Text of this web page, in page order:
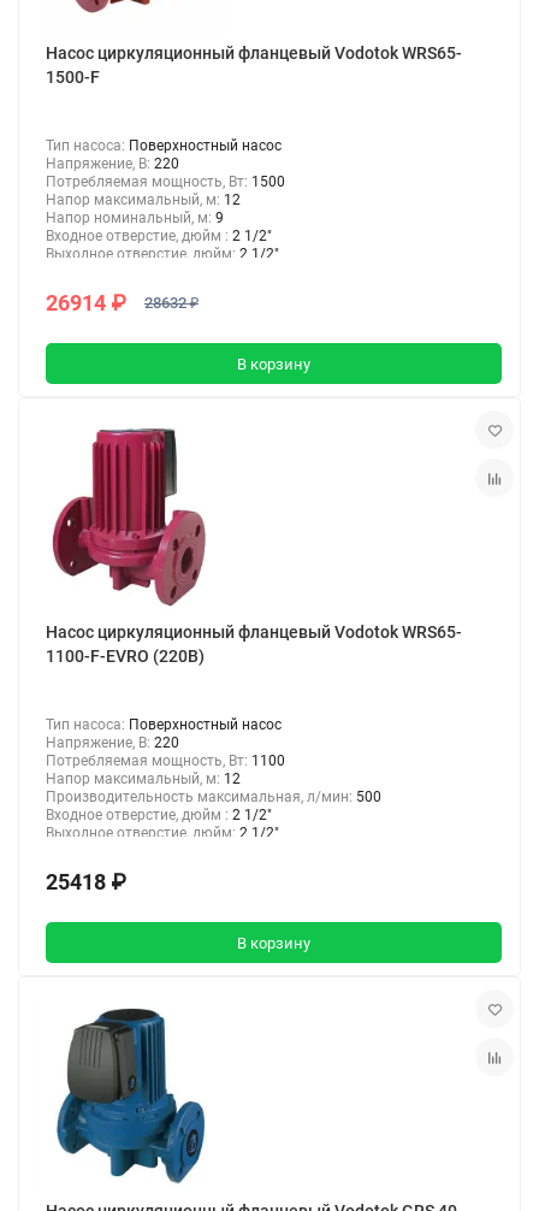
Насос циркуляционный фланцевый Vodotok WRS65-
1500-F
Тип насоса: Поверхностный насос
Напряжение, В: 220
Потребляемая мощность, Вт: 1500
Напор максимальный, м: 12
Напор номинальный, м: 9
Входное отверстие, дюйм : 2 1/2"
Выходное отверстие, дюйм: 2 1/2"
26914 ₽ 28632 ₽
В корзину
Насос циркуляционный фланцевый Vodotok WRS65-
1100-F-EVRO (220В)
Тип насоса: Поверхностный насос
Напряжение, В: 220
Потребляемая мощность, Вт: 1100
Напор максимальный, м: 12
Производительность максимальная, л/мин: 500
Входное отверстие, дюйм : 2 1/2"
Выходное отверстие, дюйм: 2 1/2"
25418 ₽
В корзину